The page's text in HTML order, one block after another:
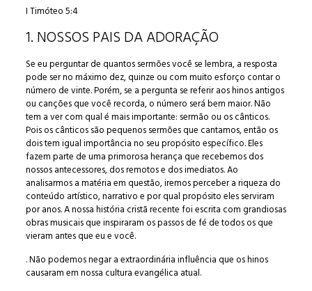
I Timóteo 5:4
1. NOSSOS PAIS DA ADORAÇÃO
Se eu perguntar de quantos sermões você se lembra, a resposta
pode ser no máximo dez, quinze ou com muito esforço contar o
número de vinte. Porém, se a pergunta se referir aos hinos antigos
ou canções que você recorda, o número será bem maior. Não
tem a ver com qual é mais importante: sermão ou os cânticos.
Pois os cânticos são pequenos sermões que cantamos, então os
dois tem igual importância no seu propósito específico. Eles
fazem parte de uma primorosa herança que recebemos dos
nossos antecessores, dos remotos e dos imediatos. Ao
analisarmos a matéria em questão, iremos perceber a riqueza do
conteúdo artístico, narrativo e por qual propósito eles serviram
por anos. A nossa história cristã recente foi escrita com grandiosas
obras musicais que inspiraram os passos de fé de todos os que
vieram antes que eu e você.
. Não podemos negar a extraordinária influência que os hinos
causaram em nossa cultura evangélica atual.